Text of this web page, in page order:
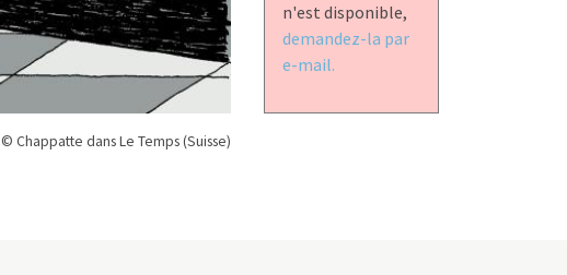
© Chappatte dans Le Temps (Suisse)
n'est disponible,
demandez-la par
e-mail.